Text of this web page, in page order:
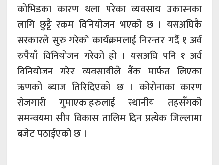
कोभिडका कारण थला परेका व्यवसाय उकास्नका
लागि छुट्टै रकम विनियोजन भएको छ । यसअघिकै
सरकारले सुरु गरेको कार्यक्रमलाई निरन्तर गर्दै १ अर्व
रुपैयाँ विनियोजन गरेको हो । यसअघि पनि १ अर्व
विनियोजन गरेर व्यवसायीले बैंक मार्फत लिएका
ऋणको ब्याज तिरिदिएको छ । कोरोनाका कारण
रोजगारी गुमाएकाहरुलाई स्थानीय तहसँगको
समन्वयमा सीप विकास तालिम दिन प्रत्येक जिल्लामा
बजेट पठाईएको छ ।